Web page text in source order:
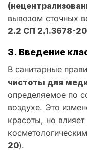
вывозом сточных
2.2 СП 2.1.3678-20
3. Введение
В санитарные
чистоты для
определяемое по
воздухе. Это
красоты, но
20).